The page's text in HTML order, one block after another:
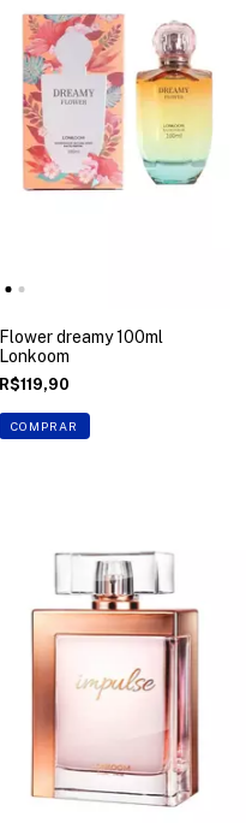
Flower dreamy 100ml
Lonkoom
R$119,90
COMPRAR